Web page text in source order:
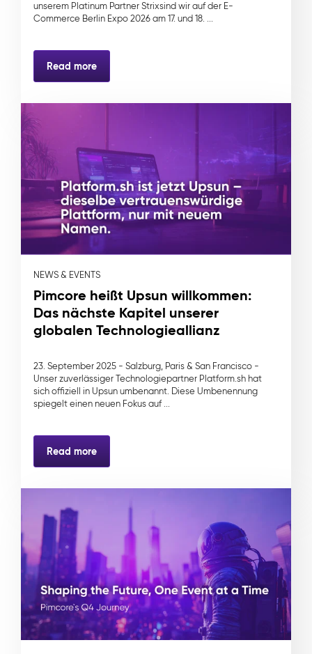
unserem Platinum Partner Strixsind wir auf der E-
Commerce Berlin Expo 2026 am 17. und 18. ...
Read more
NEWS & EVENTS
Pimcore heißt Upsun willkommen:
Das nächste Kapitel unserer
globalen Technologieallianz
23. September 2025 - Salzburg, Paris & San Francisco -
Unser zuverlässiger Technologiepartner Platform.sh hat
sich offiziell in Upsun umbenannt. Diese Umbenennung
spiegelt einen neuen Fokus auf ...
Read more